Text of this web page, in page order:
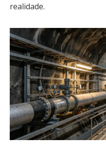
realidade.